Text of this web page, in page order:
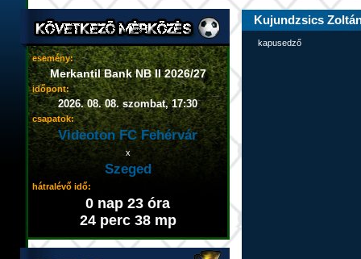
esemény:
Merkantil Bank NB II 2026/27
időpont:
2026. 08. 08. szombat, 17:30
csapatok:
Videoton FC Fehérvár
x
Szeged
hátralévő idő:
0 nap 23 óra
24 perc 38 mp
Kujundzsics
kapusedző